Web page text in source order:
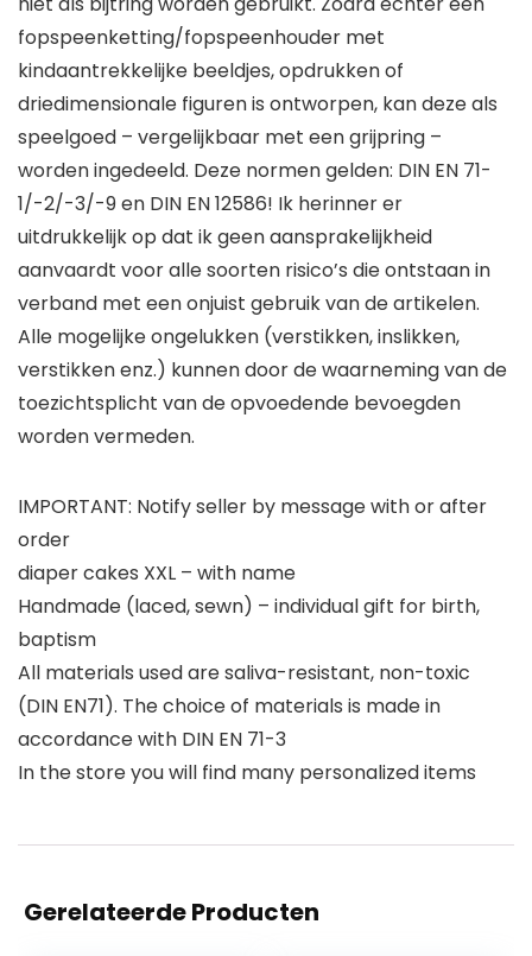
fopspeenketting/fopspeenhouder met
kindaantrekkelijke beeldjes, opdrukken of
driedimensionale figuren is ontworpen, kan deze als
speelgoed – vergelijkbaar met een grijpring –
worden ingedeeld. Deze normen gelden: DIN EN 71-
1/-2/-3/-9 en DIN EN 12586! Ik herinner er
uitdrukkelijk op dat ik geen aansprakelijkheid
aanvaardt voor alle soorten risico’s die ontstaan in
verband met een onjuist gebruik van de artikelen.
Alle mogelijke ongelukken (verstikken, inslikken,
verstikken enz.) kunnen door de waarneming van de
toezichtsplicht van de opvoedende bevoegden
worden vermeden.
IMPORTANT: Notify seller by message with or after
order
diaper cakes XXL – with name
Handmade (laced, sewn) – individual gift for birth,
baptism
All materials used are saliva-resistant, non-toxic
(DIN EN71). The choice of materials is made in
accordance with DIN EN 71-3
In the store you will find many personalized items
Gerelateerde Producten